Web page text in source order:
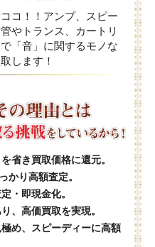
コ！！アンプ、スピー
やトランス、カートリ
「音」に関するモノな
します！
省き買取価格に還元。
かり高額査定。
・即現金化。
、高価買取を実現。
め、スピーディーに高額